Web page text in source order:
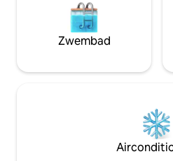
Zwembad